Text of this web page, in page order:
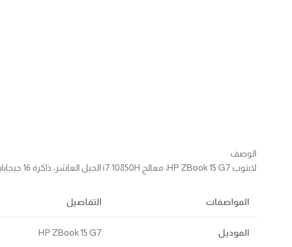
الوصف
لابتوب HP ZBook 15 G7، معالج i7 10850H الجيل العاشر، ذاكرة 16 جيجابايت، هارد 512 جيجابايت SSD، كارت شاشة Nvidia 4 GB، وشاشة 15.6 بوصة.
المواصفات التفاصيل
الموديل HP ZBook 15 G7